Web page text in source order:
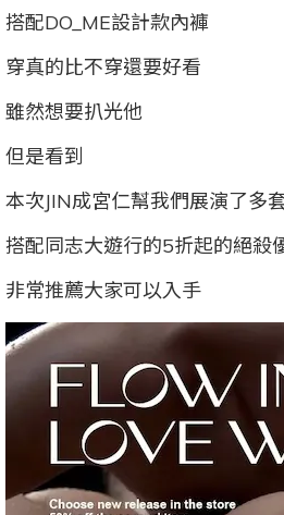
搭配DO_ME設計款內褲
穿真的比不穿還要好看
雖然想要扒光他
但是看到
本次JIN成宮仁幫我們展演了多
搭配同志大遊行的5折起的絕殺
非常推薦大家可以入手